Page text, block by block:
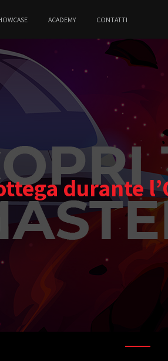
ACADEMY CONTATTI
durante